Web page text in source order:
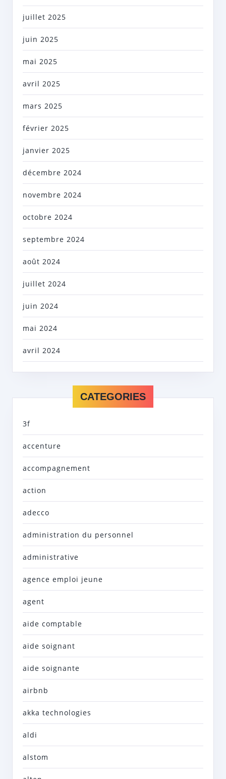
juillet 2025
juin 2025
mai 2025
avril 2025
mars 2025
février 2025
janvier 2025
décembre 2024
novembre 2024
octobre 2024
septembre 2024
août 2024
juillet 2024
juin 2024
mai 2024
avril 2024
CATEGORIES
3f
accenture
accompagnement
action
adecco
administration du personnel
administrative
agence emploi jeune
agent
aide comptable
aide soignant
aide soignante
airbnb
akka technologies
aldi
alstom